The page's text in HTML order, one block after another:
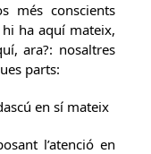
més conscients
ha aquí mateix,
ara?: nosaltres
parts:
en sí mateix
l’atenció en